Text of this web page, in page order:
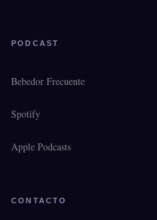
PODCAST
Bebedor Frecuente
Spotify
Apple Podcasts
CONTACTO